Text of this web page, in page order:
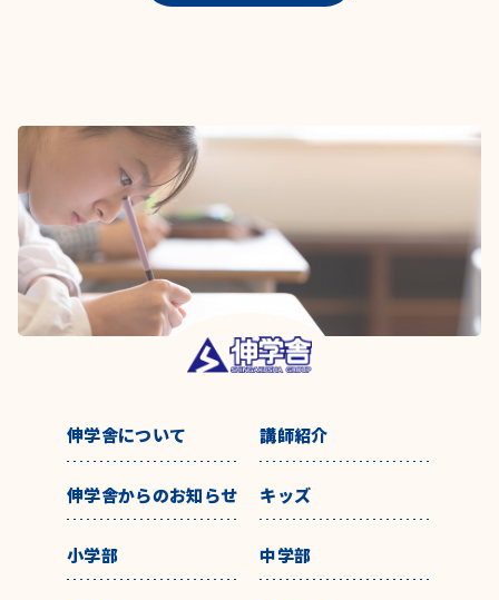
伸学舎について 講師紹介
伸学舎からのお知らせ キッズ
小学部 中学部